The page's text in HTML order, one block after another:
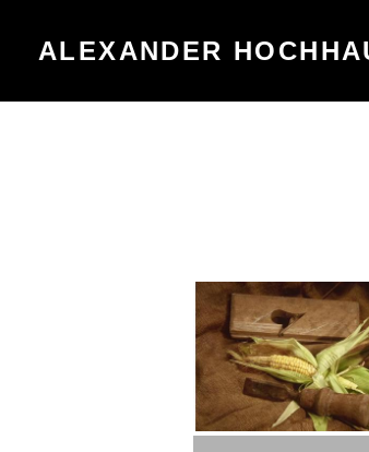
ALEXANDER